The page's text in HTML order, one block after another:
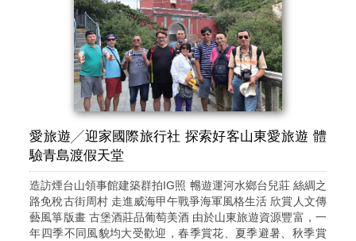
愛旅遊╱迎家國際旅行社 探索好客山東愛旅遊 體
驗青島渡假天堂
造訪煙台山領事館建築群拍IG照 𣈱遊運河水鄉台兒莊 絲綢之
路免稅古街周村 走進威海甲午戰爭海軍風格生活 欣賞人文傳
藝風箏版畫 古堡酒莊品葡萄美酒 由於山東旅遊資源豐富，一
年四季不同風貌均大受歡迎，春季賞花、夏季避暑、秋季賞